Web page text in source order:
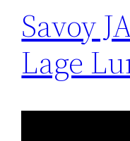
Savoy
Lage